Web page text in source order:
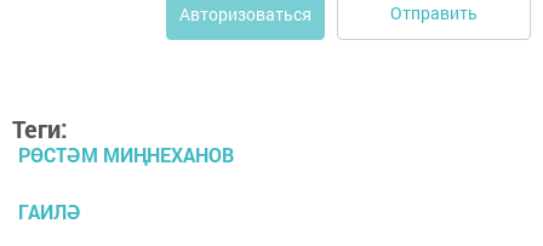
Авторизоваться Отправить
Теги:
РӨСТӘМ МИҢНЕХАНОВ
ГАИЛӘ